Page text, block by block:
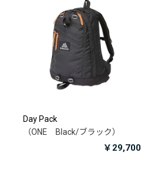
Day Pack
（ONE Black/ブラック）
￥29,700